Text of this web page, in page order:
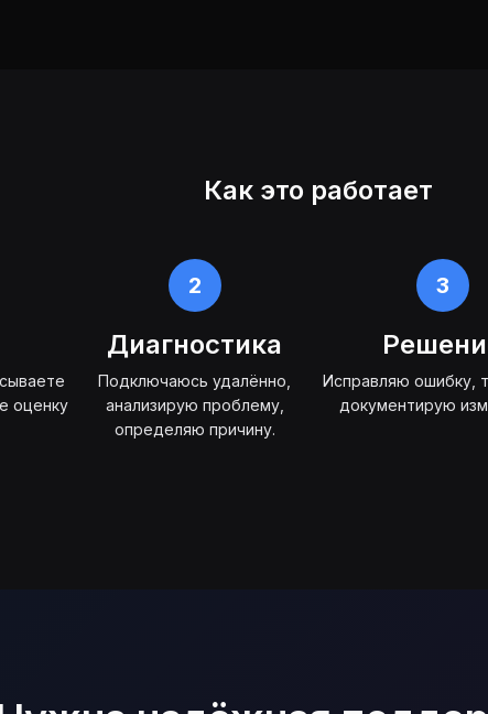
Как это работает
оценку
2
Диагностика
Подключаюсь удалённо,
анализирую проблему,
определяю причину.
3
Исправляю ошибку,
документирую